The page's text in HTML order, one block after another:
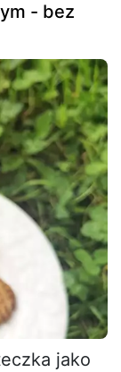
- bez
jako